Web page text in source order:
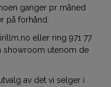
ganger pr måned
på forhånd.
eller ring 971 77
showroom utenom de
av det vi selger i